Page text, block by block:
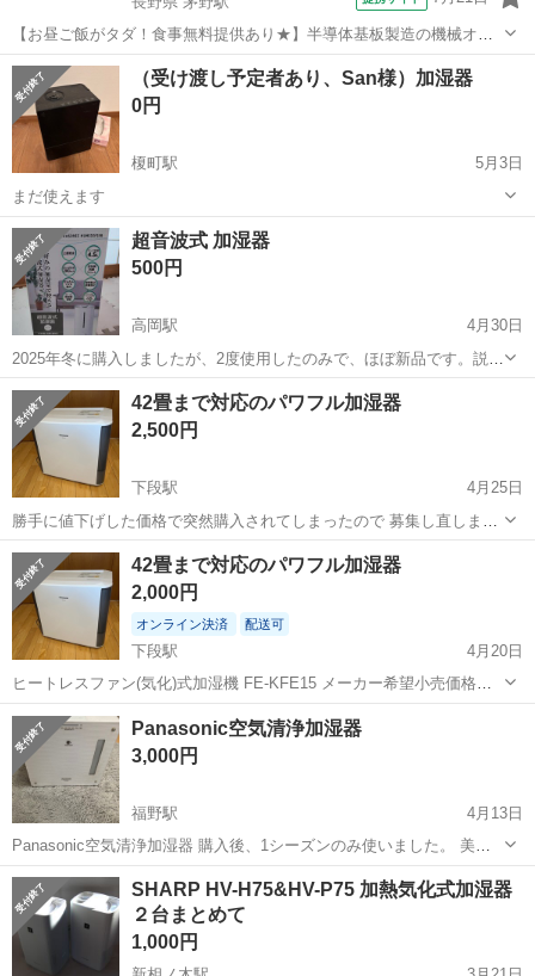
【お昼ご飯がタダ！食事無料提供あり★】半導体基板製造の機械オペ
レーターや検査作業！未経験活躍中★カップル＆友達同士の応募OK！
赴任旅費会社負担★嬉しい無料送迎◎正社員登用制度あり！マイカー
通勤OK！無料駐車場完備！《長野県茅...
長野 茅野市 茅野駅 その他
（受け渡し予定者あり、San様）加湿器
0円
榎町駅
5月3日
まだ使えます
富山 中新川郡 榎町駅 季節、空調家電
超音波式 加湿器
500円
高岡駅
4月30日
2025年冬に購入しましたが、2度使用したのみで、ほぼ新品です。説明
書付きです。静かで、シンプルな使い勝手とデザインで、特に問題も
ありません。国外に引っ越するため、手放すことにしました。 商品詳
細については写真をご参照くだ...
富山 高岡市 高岡駅 季節、空調家電 ファミリーマート
42畳まで対応のパワフル加湿器
2,500円
下段駅
4月25日
勝手に値下げした価格で突然購入されてしまったので 募集し直しま
す。 指定場所で受け渡しが出来るかたのみメッセージください。 お支
払いは現金で指定場所で受け渡しが出来るかたは お値引き致しますの
で仰ってくださいm(_ _)m...
富山 中新川郡 下段駅 季節、空調家電 衣服
42畳まで対応のパワフル加湿器
2,000円
オンライン決済 配送可
下段駅
4月20日
ヒートレスファン(気化)式加湿機 FE-KFE15 メーカー希望小売価格
68,750円（税込） フュージョン加湿フィルター10年交換不要 Sアレル
富山 中新川郡 季節、空調家電
Panasonic空気清浄加湿器
3,000円
福野駅
4月13日
Panasonic空気清浄加湿器 購入後、1シーズンのみ使いました。 美品
かと思います。
富山 南砺市 Panasonic
SHARP HV-H75&HV-P75 加熱気化式加湿器
２台まとめて
1,000円